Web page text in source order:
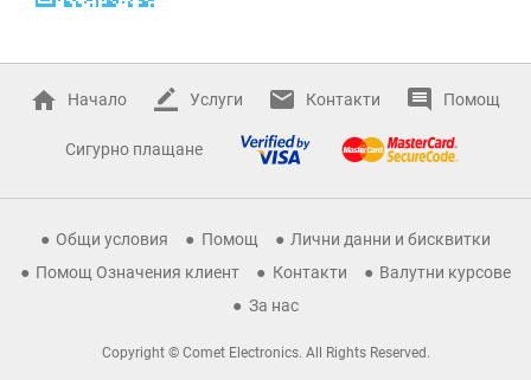
Начало Услуги Контакти Помощ
Сигурно плащане
Общи условия Помощ
Лични данни и бисквитки
Помощ Означения клиент
Контакти
Валутни курсове
За нас
Copyright © Comet Electronics. All Rights Reserved.